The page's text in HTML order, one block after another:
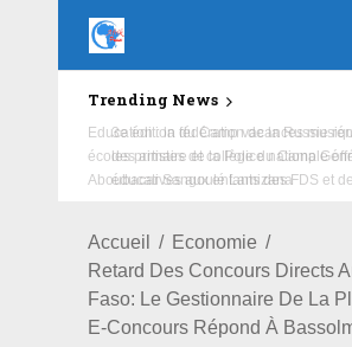
Trending News
Education : la fédération de la Russie
écoles primaire et collège du Camp
Aboubacar Sangoulé Lamizana
Accueil
Economie
Retard Des Concours Directs
Faso: Le Gestionnaire De La
E-Concours Répond À